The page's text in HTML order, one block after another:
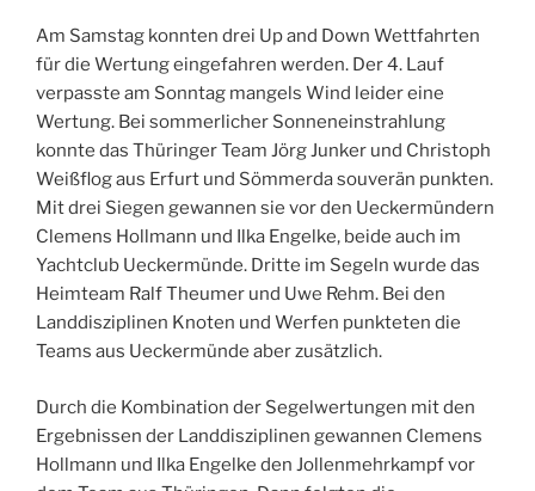
Am Samstag konnten drei Up and Down Wettfahrten
für die Wertung eingefahren werden. Der 4. Lauf
verpasste am Sonntag mangels Wind leider eine
Wertung. Bei sommerlicher Sonneneinstrahlung
konnte das Thüringer Team Jörg Junker und Christoph
Weißflog aus Erfurt und Sömmerda souverän punkten.
Mit drei Siegen gewannen sie vor den Ueckermündern
Clemens Hollmann und Ilka Engelke, beide auch im
Yachtclub Ueckermünde. Dritte im Segeln wurde das
Heimteam Ralf Theumer und Uwe Rehm. Bei den
Landdisziplinen Knoten und Werfen punkteten die
Teams aus Ueckermünde aber zusätzlich.
Durch die Kombination der Segelwertungen mit den
Ergebnissen der Landdisziplinen gewannen Clemens
Hollmann und Ilka Engelke den Jollenmehrkampf vor